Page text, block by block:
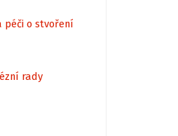
péči o stvoření
rady